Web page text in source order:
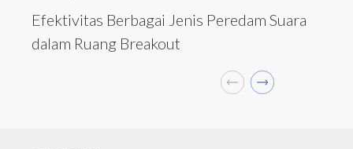
Efektivitas Berbagai Jenis Peredam Suara
dalam Ruang Breakout